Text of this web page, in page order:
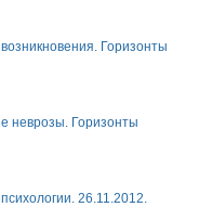
Горизонты
неврозы. Горизонты
26.11.2012.